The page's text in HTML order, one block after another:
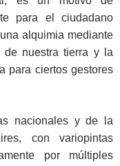
para el ciudadano
alquimia mediante
de nuestra tierra y la
para ciertos gestores
nacionales y de la
con variopintas
por múltiples